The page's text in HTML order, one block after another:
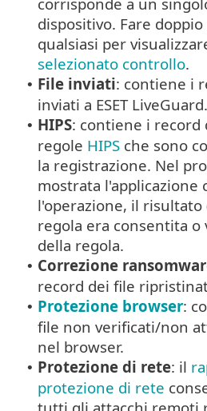
dispositivo. Fare
qualsiasi per
selezionato controllo.
• File inviati: contiene i
inviati a ESET LiveGuard.
• HIPS: contiene i record
regole HIPS che sono
la registrazione. Nel
mostrata l'applicazione
l'operazione, il risultato
regola era consentita o
della regola.
• Correzione
record dei file
• Protezione browser:
file non verificati/non
nel browser.
• Protezione di rete: il
protezione di rete